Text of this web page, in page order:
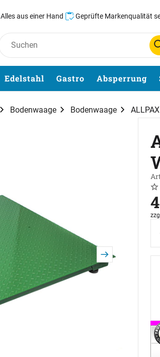
Alles aus einer Hand Geprüfte Markenqualität
Edelstahl Gastro Absperrung
Bodenwaage Bodenwaage
0